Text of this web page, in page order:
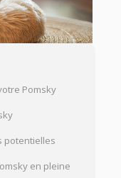
Pomsky
potentielles
en pleine